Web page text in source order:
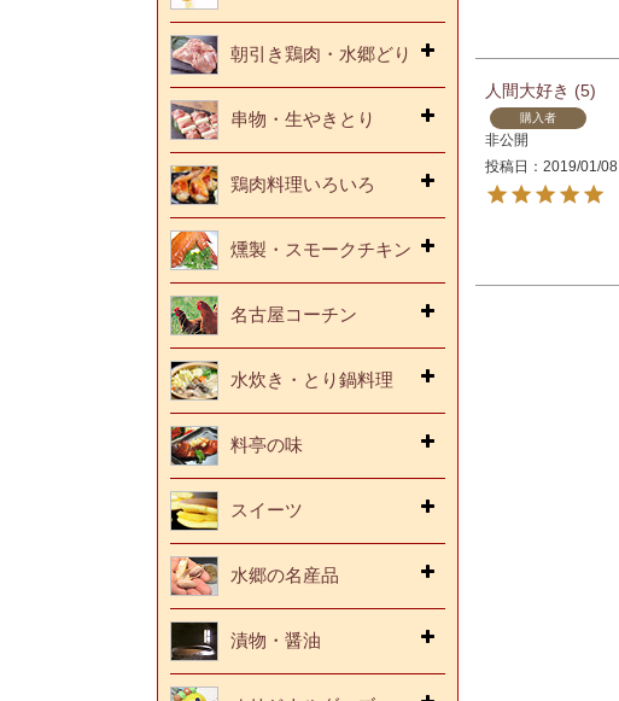
朝引き鶏肉・水郷どり
串物・生やきとり
鶏肉料理いろいろ
燻製・スモークチキン
名古屋コーチン
水炊き・とり鍋料理
料亭の味
スイーツ
水郷の名産品
漬物・醤油
人間大好き 5
購入者
非公開
投稿日
2019/01/08